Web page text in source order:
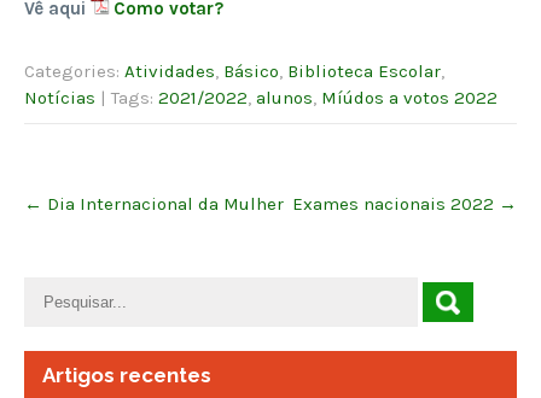
Vê aqui Como votar?
Categories: Atividades, Básico, Biblioteca Escolar,
Notícias | Tags: 2021/2022, alunos, Míúdos a votos 2022
navigation
← Dia Internacional da Mulher Exames nacionais 2022 →
Artigos recentes